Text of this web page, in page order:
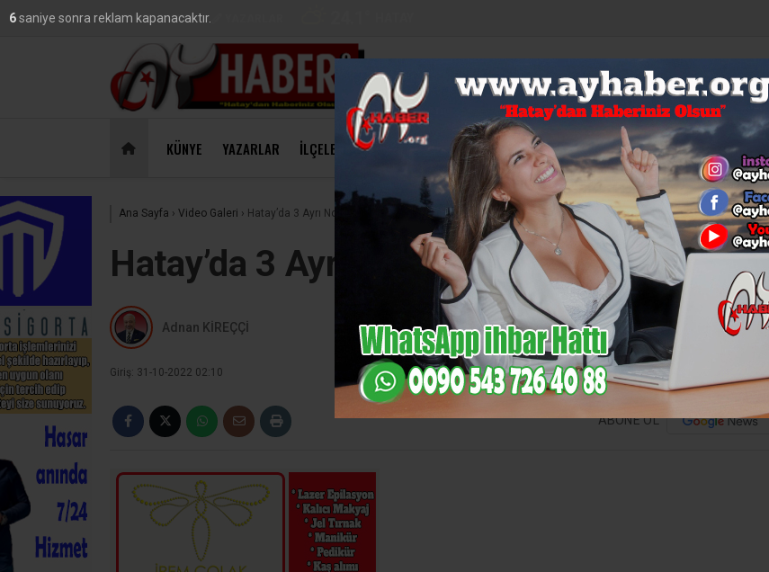
VİDEOGALERİ
47,18
%0,04
53,92 %-0,116,085 %-0,12
BİST
14,133 %1,09$64.647
%0,44
KÜNYE YAZARLAR İLÇELER EKONOMI GÜNCEL
KÜLTÜR-
SANAT
MAGAZIN SAĞLIK SIYASET
Ana Sayfa › Video Galeri › Hatay’da 3 Ayrı Noktada Sazlık Yangını !..
Hatay’da 3 Ayrı Noktada Sazlık Yangını !..
Adnan KİREÇÇİ TÜM YAZILARI
Giriş: 31-10-2022 02:10 1093 Video
ABONE OL
5saniye sonra reklam kapanacaktır.